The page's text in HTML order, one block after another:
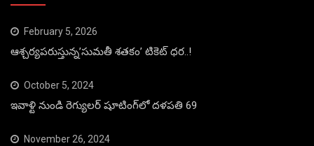
February 5, 2026
ఆశ్చర్యపరుస్తున్న’సుమతీ శతకం’ టికెట్ ధర..!
October 5, 2024
ఇవాళ్టి నుండి రెగ్యులర్ షూటింగ్‌లో దళపతి 69
November 26, 2024